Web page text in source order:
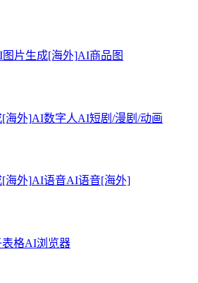
片生成[海外]AI商品图
海外]AI数字人AI短剧/漫剧/动画
海外]AI语音AI语音[海外]
格AI浏览器